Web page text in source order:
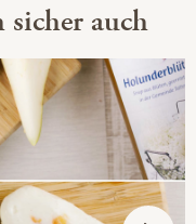
sicher auch